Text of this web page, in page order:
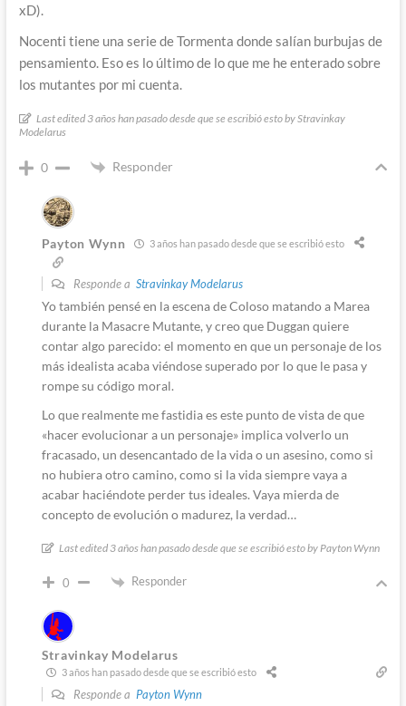
xD).
Nocenti tiene una serie de Tormenta donde salían burbujas de
pensamiento. Eso es lo último de lo que me he enterado sobre
los mutantes por mi cuenta.
Last edited 3 años han pasado desde que se escribió esto by Stravinkay
Modelarus
0 Responder
Payton Wynn 3 años han pasado desde que se escribió esto
Responde a Stravinkay Modelarus
Yo también pensé en la escena de Coloso matando a Marea
durante la Masacre Mutante, y creo que Duggan quiere
contar algo parecido: el momento en que un personaje de los
más idealista acaba viéndose superado por lo que le pasa y
rompe su código moral.
Lo que realmente me fastidia es este punto de vista de que
«hacer evolucionar a un personaje» implica volverlo un
fracasado, un desencantado de la vida o un asesino, como si
no hubiera otro camino, como si la vida siempre vaya a
acabar haciéndote perder tus ideales. Vaya mierda de
concepto de evolución o madurez, la verdad…
Last edited 3 años han pasado desde que se escribió esto by Payton Wynn
0 Responder
Stravinkay Modelarus
3 años han pasado desde que se escribió esto
Responde a Payton Wynn